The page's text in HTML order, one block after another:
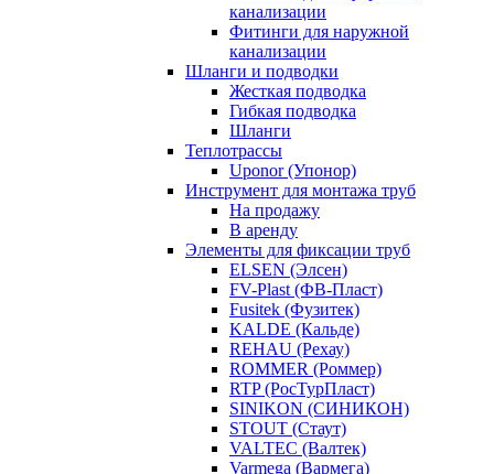
канализации
Фитинги для наружной
канализации
Шланги и подводки
Жесткая подводка
Гибкая подводка
Шланги
Теплотрассы
Uponor (Упонор)
Инструмент для монтажа труб
На продажу
В аренду
Элементы для фиксации труб
ELSEN (Элсен)
FV-Plast (ФВ-Пласт)
Fusitek (Фузитек)
KALDE (Кальде)
REHAU (Рехау)
ROMMER (Роммер)
RTP (РосТурПласт)
SINIKON (СИНИКОН)
STOUT (Стаут)
VALTEC (Валтек)
Varmega (Вармега)